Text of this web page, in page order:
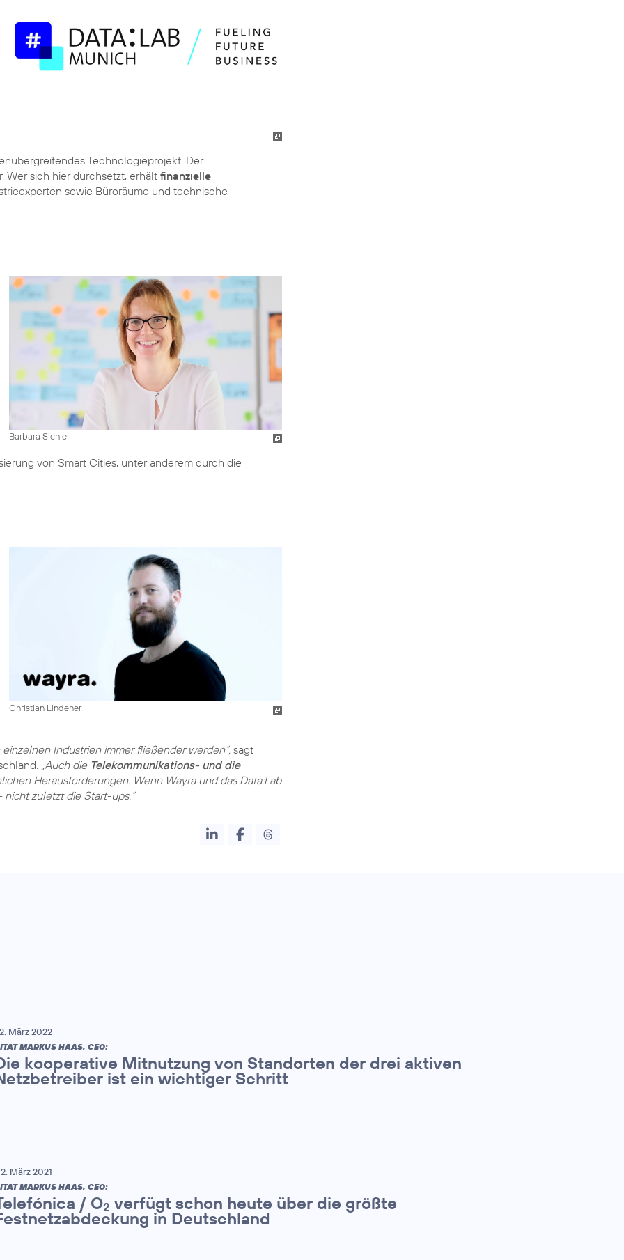
Technologieprojekt. Der
Wer sich hier durchsetzt, erhält finanzielle
sowie Büroräume und technische
Barbara Sichler
von Smart Cities, unter anderem durch die
Christian Lindener
Industrien immer fließender werden“, sagt
„Auch die Telekommunikations- und die
Herausforderungen. Wenn Wayra und das Data:Lab
zuletzt die Start-ups.“
März 2022
MARKUS HAAS, CEO:
kooperative Mitnutzung von Standorten der drei aktiven
ist ein wichtiger Schritt
März 2021
MARKUS HAAS, CEO:
/ O2 verfügt schon heute über die größte
in Deutschland